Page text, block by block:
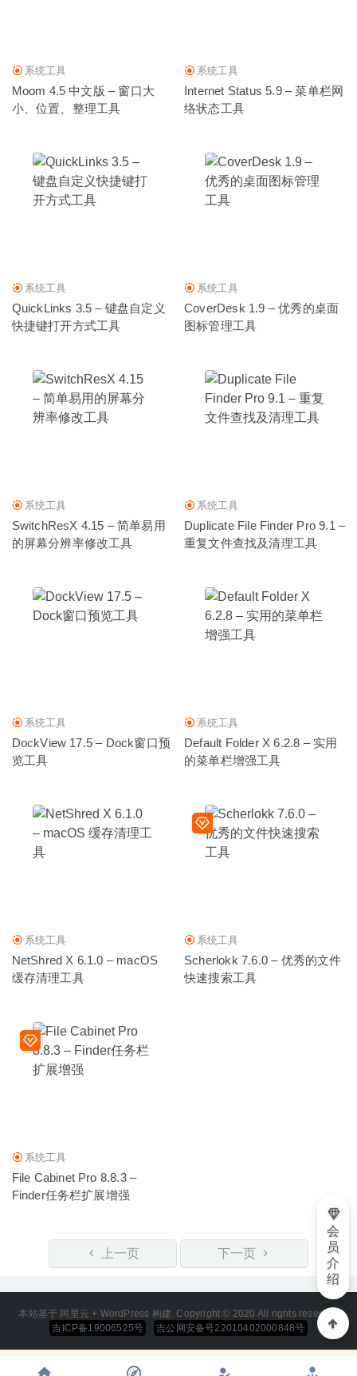
系统工具
Moom 4.5 中文版 – 窗口大
小、位置、整理工具
系统工具
Internet Status 5.9 – 菜单栏网
络状态工具
系统工具
QuickLinks 3.5 – 键盘自定义
快捷键打开方式工具
系统工具
CoverDesk 1.9 – 优秀的桌面
图标管理工具
系统工具
SwitchResX 4.15 – 简单易用
的屏幕分辨率修改工具
系统工具
Duplicate File Finder Pro 9.1 –
重复文件查找及清理工具
系统工具
DockView 17.5 – Dock窗口预
览工具
系统工具
Default Folder X 6.2.8 – 实用
的菜单栏增强工具
系统工具
NetShred X 6.1.0 – macOS
缓存清理工具
系统工具
Scherlokk 7.6.0 – 优秀的文件
快速搜索工具
系统工具
File Cabinet Pro 8.8.3 –
Finder任务栏扩展增强
上一页 下一页
本站基于 阿里云 + WordPress 构建. Copyright © 2020 All rights reserved
吉ICP备19006525号
吉公网安备号22010402000848号
会
员
介
绍